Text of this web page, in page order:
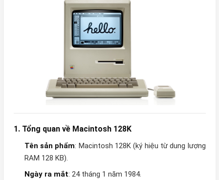
1. Tổng quan về Macintosh 128K
Tên sản phẩm: Macintosh 128K (ký hiệu từ dung lượng
RAM 128 KB).
Ngày ra mắt: 24 tháng 1 năm 1984.